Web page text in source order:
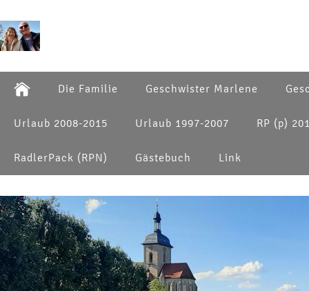
Die Familie Geschwister Marlene
Urlaub 2008-2015 Urlaub 1997-2007 RP (p)
RadlerPack (RPN) Gästebuch Link